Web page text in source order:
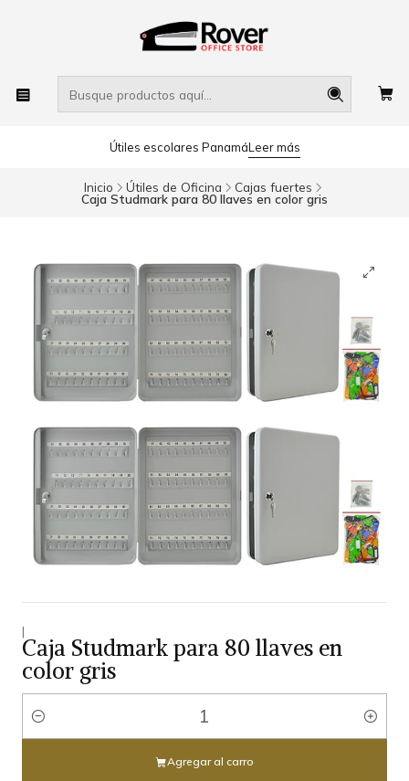
Útiles escolares PanamáLeer más
Inicio Útiles de Oficina Cajas fuertes
Caja Studmark para 80 llaves en color gris
|
Caja Studmark para 80 llaves en
color gris
Cantidad
Agregar al carro